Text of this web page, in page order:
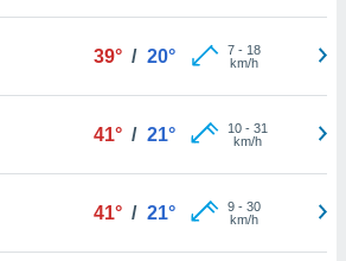
39° / 20° 7- 18
km/h
41° / 21° 10- 31
km/h
41° / 21° 9- 30
km/h